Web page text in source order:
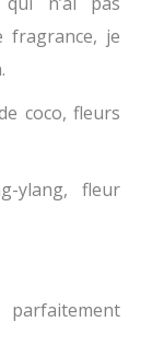
fragrance, je
coco, fleurs
ylang, fleur